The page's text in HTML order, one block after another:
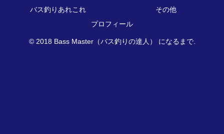
バス釣りあれこれ
その他
プロフィール
© 2018 Bass Master（バス釣りの達人） になるまで.